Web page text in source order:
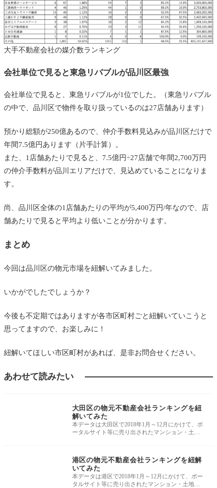
大手不動産会社の媒介数ランキング
会社単位で見ると東急リバブルが品川 区最強
会社単位で見ると、東急リバブルが1位でした。（東急リバブル
の中で、品川区で物件を取り扱っているのは27店舗あります）
預かり総額が250億あるので、仲介手数料見込みが品川区だけで
年間7.5億円あります（片手計算）。
また、1店舗あたりで見ると、7.5億円÷27店舗で年間2,700万円
の仲介手数料が品川エリアだけで、見込めていることになりま
す。
尚、品川区全体の1店舗あたりの平均が5,400万円/年なので、店
舗あたりで見ると平均より低いことが分かります。
まとめ
今回は品川区の物元市場を紐解いてみました。
いかがでしたでしょうか？
今後も不定期ではありますが各市区町村ごと紐解いていこうと
思ってますので、お楽しみに！
紐解いてほしい市区町村があれば、是非お問合せください。
あわせて読みたい
大田区の物元不動産会社ランキングを紐
解いてみた
本データは大田区で2018年1月～12月にかけて、ポ
ータルサイト等に売り出されたマンション・土
港区の物元不動産会社ランキングを紐解
いてみた
本データは港区で2018年1月～12月にかけて、ポー
タルサイト等に売り出されたマンション・土地・